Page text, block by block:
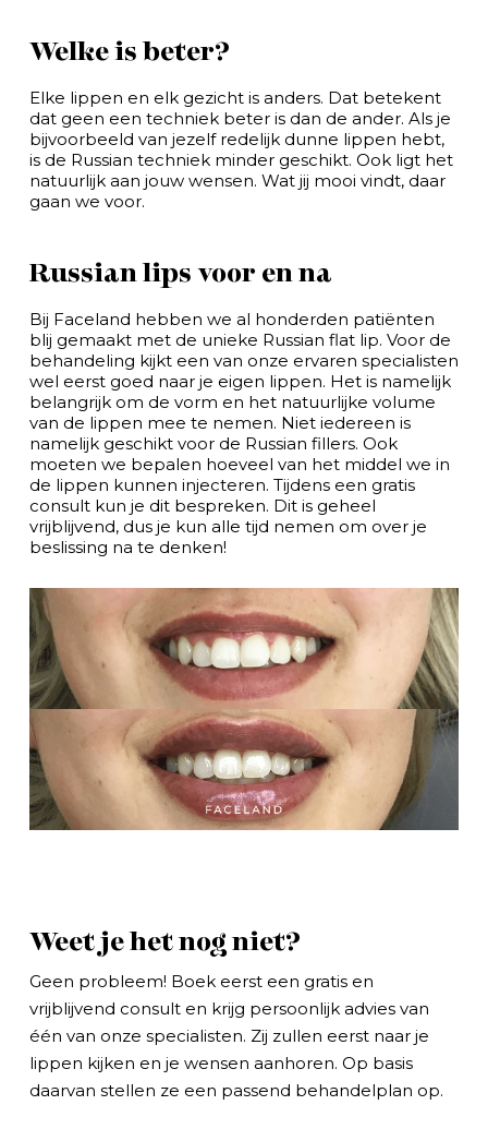
Welke is beter?
Elke lippen en elk gezicht is anders. Dat betekent
dat geen een techniek beter is dan de ander. Als je
bijvoorbeeld van jezelf redelijk dunne lippen hebt,
is de Russian techniek minder geschikt. Ook ligt het
natuurlijk aan jouw wensen. Wat jij mooi vindt, daar
gaan we voor.
Russian lips voor en na
Bij Faceland hebben we al honderden patiënten
blij gemaakt met de unieke Russian flat lip. Voor de
behandeling kijkt een van onze ervaren specialisten
wel eerst goed naar je eigen lippen. Het is namelijk
belangrijk om de vorm en het natuurlijke volume
van de lippen mee te nemen. Niet iedereen is
namelijk geschikt voor de Russian fillers. Ook
moeten we bepalen hoeveel van het middel we in
de lippen kunnen injecteren. Tijdens een gratis
consult kun je dit bespreken. Dit is geheel
vrijblijvend, dus je kun alle tijd nemen om over je
beslissing na te denken!
Weet je het nog niet?
Geen probleem! Boek eerst een gratis en
vrijblijvend consult en krijg persoonlijk advies van
één van onze specialisten. Zij zullen eerst naar je
lippen kijken en je wensen aanhoren. Op basis
daarvan stellen ze een passend behandelplan op.